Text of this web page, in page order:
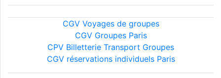
CGV Voyages de groupes
CGV Groupes Paris
CPV Billetterie Transport Groupes
CGV réservations individuels Paris